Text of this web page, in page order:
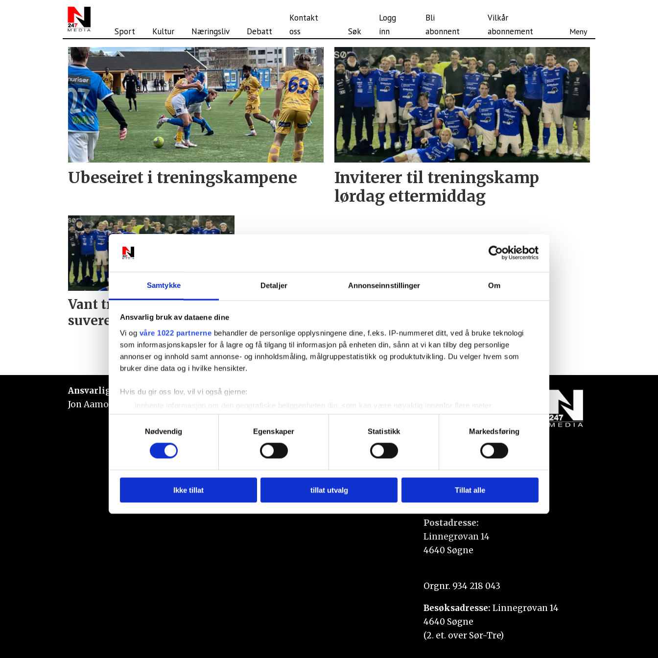
Samtykke Detaljer Annonseinnstillinger Om
Ansvarlig bruk av dataene dine
Vi og våre 1022 partnerne behandler de personlige opplysningene dine, f.eks. IP-nummeret ditt, ved å bruke teknologi
som informasjonskapsler for å lagre og få tilgang til informasjon på enheten din, sånn at vi kan tilby deg personlige
annonser og innhold samt annonse- og innholdsmåling, målgruppestatistikk og produktutvikling. Du velger hvem som
bruker dine data og i hvilke hensikter.
Hvis du gir oss lov, vil vi også gjerne:
Innhente informasjon om den geografiske beliggenheten din, som kan være nøyaktig innenfor flere meter
Identifisere enheten din ved å aktivt skanne den for bestemte karakteristikker (fingeravtrykk)
mer infokan du lese om hvordan dine personlige data behandles og hvordan du kan velge hvordan de skal brukes.
Du kan hele tiden endre eller trekke tilbake ditt samtykke fra erklæringen om informasjonskapsler.
analysere trafikken vår. Vi deler dessuten informasjon om hvordan du bruker nettstedet vårt, med partnerne våre innen
sosiale medier, annonsering og analysearbeid, som kan kombinere den med annen informasjon du har gjort tilgjengelig for
dem, eller som de har samlet inn gjennom din bruk av tjenestene deres.
Nødvendig
Egenskaper Statistikk Markedsføring
Ikke tillat tillat utvalg Tillat alle
Sport Kultur Næringsliv Debatt
Kontakt
oss
Søk
Logg
inn
Bli
abonnent
Vilkår
abonnement
treningskamp
Ubeseiret i treningskampene
Inviterer til treningskamp
lørdag ettermiddag
Vant treningskamp
suverent
Ansvarlig redaktør:
Jon Aamodt
Kontakt oss
Nyhetstips:
tips@n247.no
Annonsering:
marked@n247.no
Postadresse:
Linnegrøvan 14
4640 Søgne
Orgnr. 934 218 043
Besøksadresse: Linnegrøvan 14
4640 Søgne
(2. et. over Sør-Tre)